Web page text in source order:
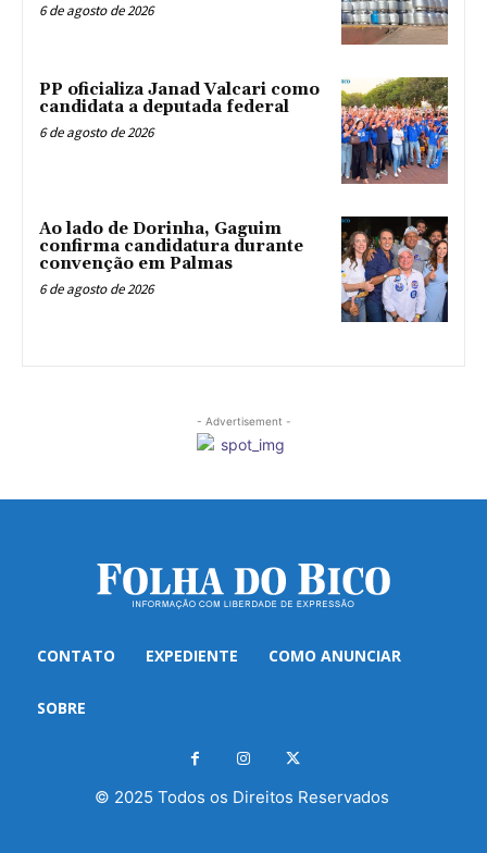
6 de agosto de 2026
PP oficializa Janad Valcari como
candidata a deputada federal
6 de agosto de 2026
Ao lado de Dorinha, Gaguim
confirma candidatura durante
convenção em Palmas
6 de agosto de 2026
- Advertisement -
CONTATO EXPEDIENTE COMO ANUNCIAR
SOBRE
© 2025 Todos os Direitos Reservados